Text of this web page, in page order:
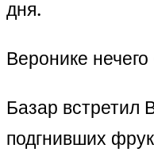
дня.
Веронике
Базар встретил
подгнивших